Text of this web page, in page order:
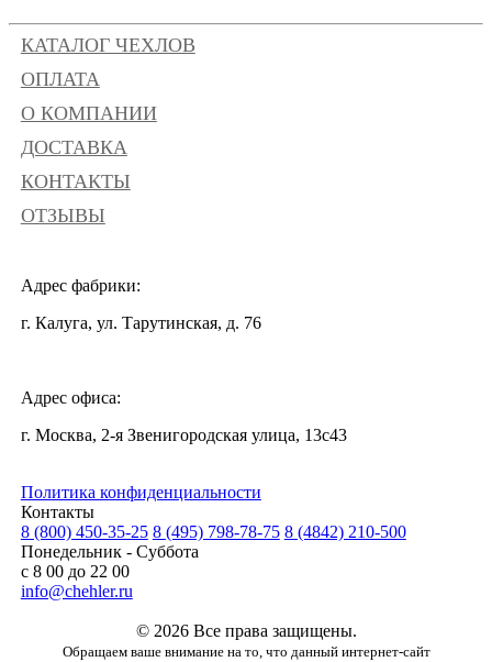
КАТАЛОГ ЧЕХЛОВ
ОПЛАТА
О КОМПАНИИ
ДОСТАВКА
КОНТАКТЫ
ОТЗЫВЫ
Адрес фабрики:
г. Калуга, ул. Тарутинская, д. 76
Адрес офиса:
г. Москва, 2-я Звенигородская улица, 13с43
Политика конфиденциальности
Контакты
8 (800) 450-35-25 8 (495) 798-78-75 8 (4842) 210-500
Понедельник - Суббота
с 8 00 до 22 00
info@chehler.ru
© 2026 Все права защищены.
Обращаем ваше внимание на то, что данный интернет-сайт